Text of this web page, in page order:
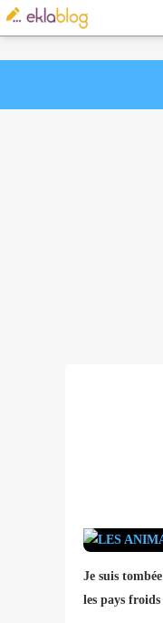
Je suis
les pays